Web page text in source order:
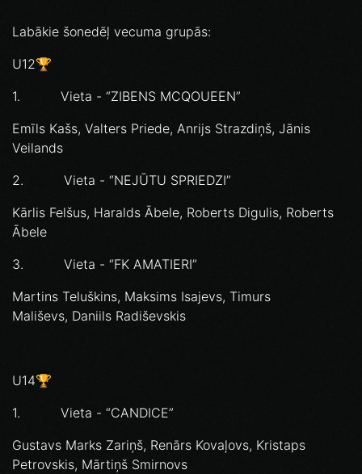
Labākie šonedēļ vecuma grupās:
U12🏆
1. Vieta - “ZIBENS MCQOUEEN”
Emīls Kašs, Valters Priede, Anrijs Strazdiņš, Jānis
Veilands
2. Vieta - “NEJŪTU SPRIEDZI”
Kārlis Felšus, Haralds Ābele, Roberts Digulis, Roberts
Ābele
3. Vieta - “FK AMATIERI”
Martins Teluškins, Maksims Isajevs, Timurs
Mališevs, Daniils Radiševskis
U14🏆
1. Vieta - “CANDICE”
Gustavs Marks Zariņš, Renārs Kovaļovs, Kristaps
Petrovskis, Mārtiņš Smirnovs